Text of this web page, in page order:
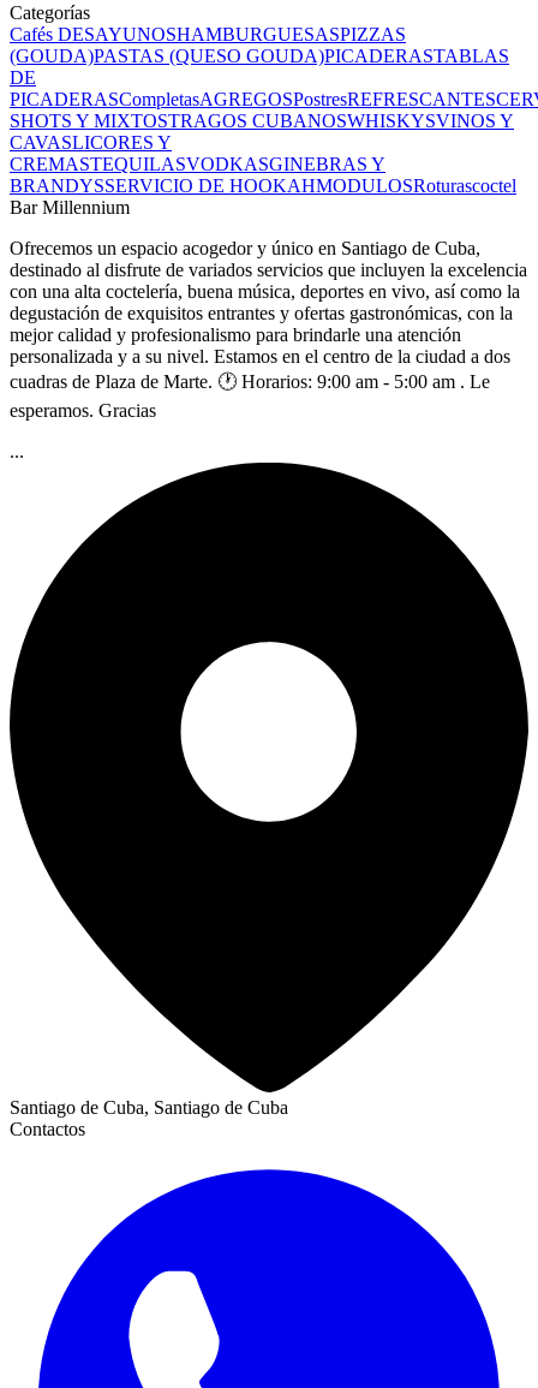
Categorías
Cafés DESAYUNOSHAMBURGUESASPIZZAS
(GOUDA)PASTAS (QUESO GOUDA)PICADERASTABLAS
DE
PICADERASCompletasAGREGOSPostresREFRESCANTES
SHOTS Y MIXTOSTRAGOS CUBANOSWHISKYSVINOS Y
CAVASLICORES Y
CREMASTEQUILASVODKASGINEBRAS Y
BRANDYSSERVICIO DE HOOKAHMODULOSRoturascoctel
Bar Millennium
Ofrecemos un espacio acogedor y único en Santiago de Cuba,
destinado al disfrute de variados servicios que incluyen la excelencia
con una alta coctelería, buena música, deportes en vivo, así como la
degustación de exquisitos entrantes y ofertas gastronómicas, con la
mejor calidad y profesionalismo para brindarle una atención
personalizada y a su nivel. Estamos en el centro de la ciudad a dos
cuadras de Plaza de Marte. 🕐 Horarios: 9:00 am - 5:00 am . Le
esperamos. Gracias
...
Santiago de Cuba, Santiago de Cuba
Contactos